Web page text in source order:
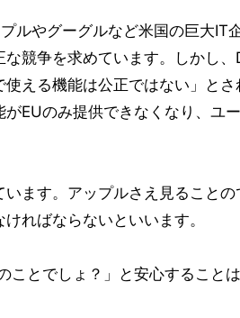
ルやグーグルなど米国の巨大IT
競争を求めています。しかし、
える機能は公正ではない」とさ
EUのみ提供できなくなり、ユ
ます。アップルさえ見ることの
ればならないといいます。
ことでしょ？」と安心することは